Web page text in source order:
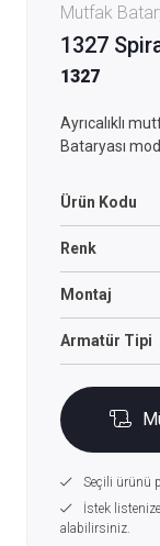
Mutfak
1327
1327
Ayrıcalıklı
Bataryası
Ürün Kodu
Renk
Montaj
Armatür Tipi
Seçili ürünü
İstek
alabilirsiniz.